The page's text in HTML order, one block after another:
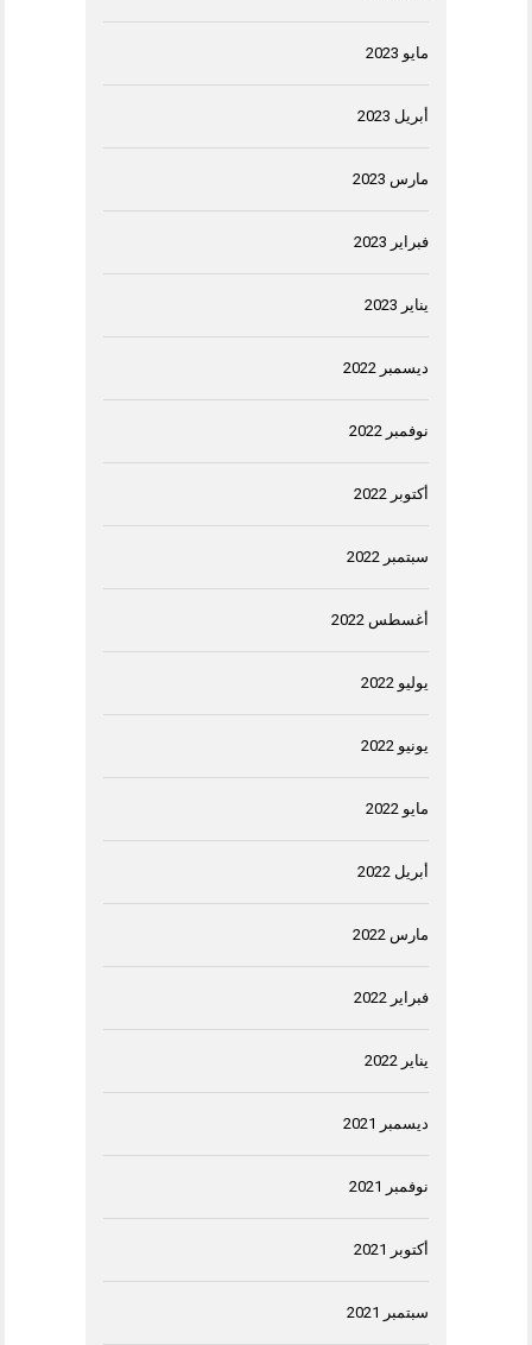
مايو 2023
أبريل 2023
مارس 2023
فبراير 2023
يناير 2023
ديسمبر 2022
نوفمبر 2022
أكتوبر 2022
سبتمبر 2022
أغسطس 2022
يوليو 2022
يونيو 2022
مايو 2022
أبريل 2022
مارس 2022
فبراير 2022
يناير 2022
ديسمبر 2021
نوفمبر 2021
أكتوبر 2021
سبتمبر 2021